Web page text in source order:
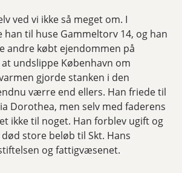
ved vi ikke så meget om. I
han til huse Gammeltorv 14, og han
andre købt ejendommen på
undslippe København om
gjorde stanken i den
værre end ellers. Han friede til
Dorothea, men selv med faderens
ikke til noget. Han forblev ugift og
store beløb til Skt. Hans
og fattigvæsenet.